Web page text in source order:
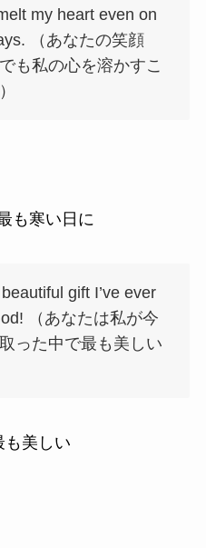
my heart even on
（あなたの笑顔
も私の心を溶かすこ
も寒い日に
gift I’ve ever
（あなたは私が今
った中で最も美しい
も美しい